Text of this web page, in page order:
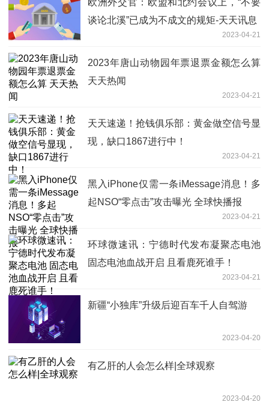
谈论北溪”已成为不成文的规矩-天天讯息
2023-04-21
2023年唐山动物园年票退票金额怎么算
天天热闻
2023-04-21
天天速递！抢钱俱乐部：黄金做空信号显
现，缺口1867进行中！
2023-04-21
黑入iPhone仅需一条iMessage消息！多
起NSO“零点击”攻击曝光 全球快播报
2023-04-21
环球微速讯：宁德时代发布凝聚态电池
固态电池血战开启 且看鹿死谁手！
2023-04-21
新疆“小独库”升级后迎百车千人自驾游
2023-04-20
有乙肝的人会怎么样|全球观察
2023-04-20